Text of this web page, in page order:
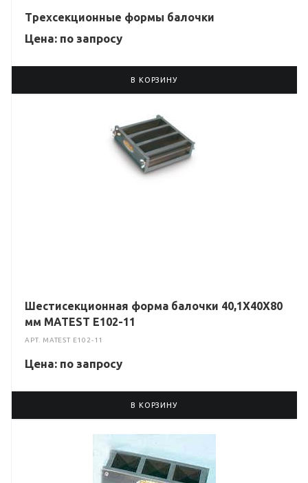
Трехсекционные формы балочки
Цена: по запросу
В КОРЗИНУ
Шестисекционная форма балочки 40,1X40X80
мм MATEST E102-11
АРТ. MATEST E102-11
Цена: по запросу
В КОРЗИНУ